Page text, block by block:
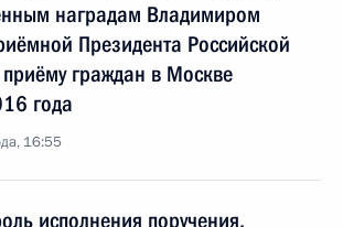
наградам Владимиром
Президента Российской
граждан в Москве
года
16:55
исполнения поручения,